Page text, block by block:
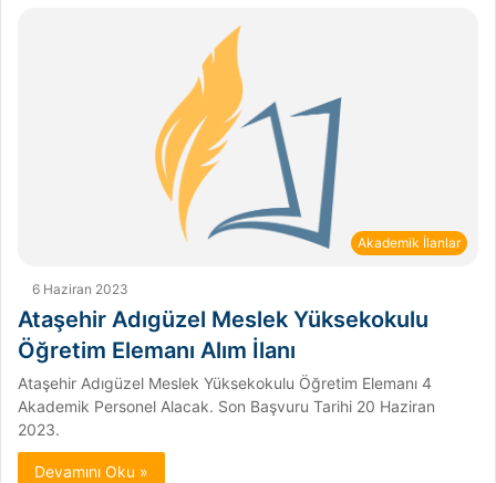
Akademik İlanlar
6 Haziran 2023
Ataşehir Adıgüzel Meslek Yüksekokulu
Öğretim Elemanı Alım İlanı
Ataşehir Adıgüzel Meslek Yüksekokulu Öğretim Elemanı 4
Akademik Personel Alacak. Son Başvuru Tarihi 20 Haziran
2023.
Devamını Oku »